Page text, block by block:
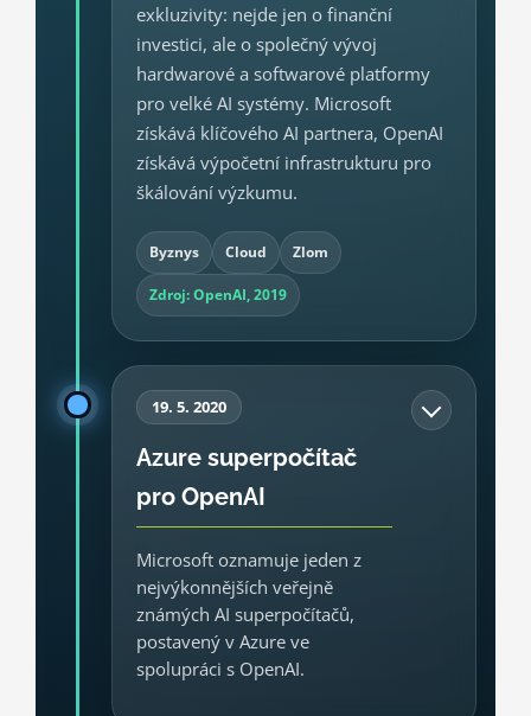
exkluzivity: nejde jen o finanční
investici, ale o společný vývoj
hardwarové a softwarové platformy
pro velké AI systémy. Microsoft
získává klíčového AI partnera, OpenAI
získává výpočetní infrastrukturu pro
škálování výzkumu.
Byznys Cloud Zlom
Zdroj: OpenAI, 2019
19. 5. 2020
Azure superpočítač
pro OpenAI
Microsoft oznamuje jeden z
nejvýkonnějších veřejně
známých AI superpočítačů,
postavený v Azure ve
spolupráci s OpenAI.